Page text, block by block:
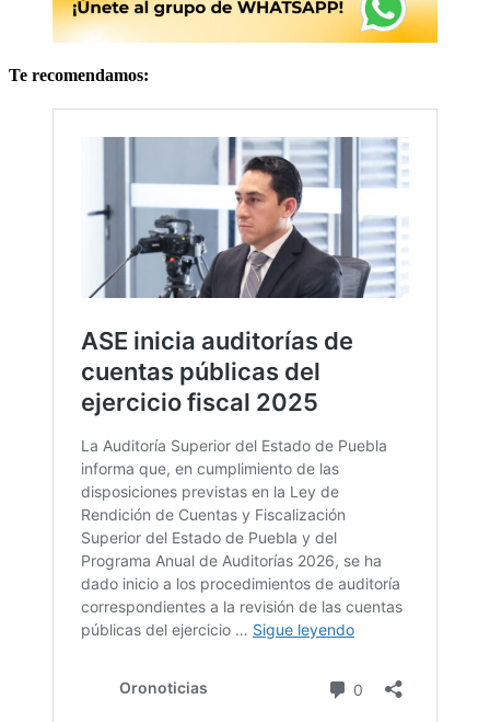
Te recomendamos: